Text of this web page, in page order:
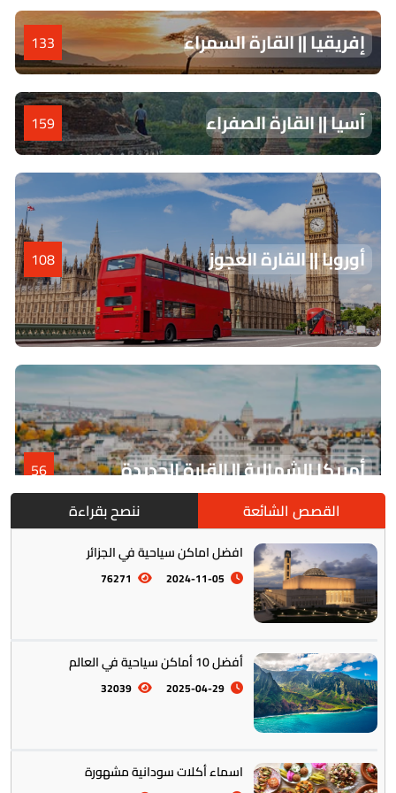
إفريقيا || القارة السمراء 133
آسيا || القارة الصفراء 159
أوروبا || القارة العجوز 108
أمريكا الشمالية || القارة الجديدة 56
أمريكا الجنوبية || القارة اللاتينية
القصص الشائعة ننصح بقراءة
افضل اماكن سياحية في الجزائر
2024-11-05
76271
أفضل 10 أماكن سياحية في العالم
2025-04-29
32039
اسماء أكلات سودانية مشهورة